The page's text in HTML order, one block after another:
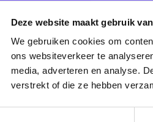
Deze website maakt gebruik
We gebruiken cookies om
ons websiteverkeer te
media, adverteren en analyse.
verstrekt of die ze hebben
items